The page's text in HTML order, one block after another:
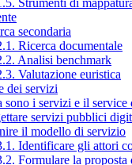
secondaria
Ricerca documentale
Analisi benchmark
Valutazione euristica
dei servizi
sono i servizi e il service
servizi pubblici
il modello di servizio
Identificare gli attori
Formulare la proposta